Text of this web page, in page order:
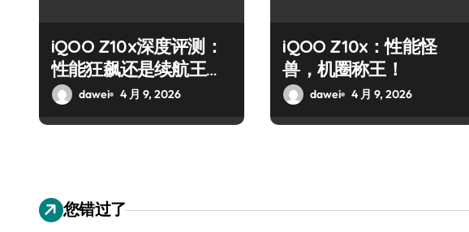
iQOO Z10x深度评测：
性能狂飙还是续航王
者？dawei 4 月 9, 2026
iQOO Z10x：性能怪
兽，机圈称王！
dawei 4 月 9, 2026
您错过了